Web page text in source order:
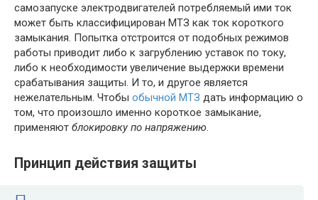
самозапуске электродвигателей потребляемый ими ток
может быть классифицирован МТЗ как ток короткого
замыкания. Попытка отстроится от подобных режимов
работы приводит либо к загрублению уставок по току,
либо к необходимости увеличение выдержки времени
срабатывания защиты. И то, и другое является
нежелательным. Чтобы обычной МТЗ дать информацию о
том, что произошло именно короткое замыкание,
применяют блокировку по напряжению.
Принцип действия защиты